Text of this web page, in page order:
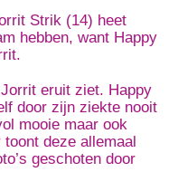
Strik (14) heet
hebben, want Happy
eruit ziet. Happy
door zijn ziekte nooit
mooie maar ook
deze allemaal
geschoten door